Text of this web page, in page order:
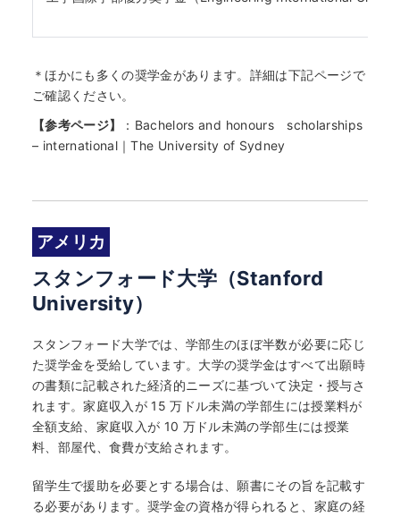
＊ほかにも多くの奨学金があります。詳細は下記ページで
ご確認ください。
【参考ページ】
： Bachelors and honours scholarships
– international｜The University of Sydney
アメリカ
スタンフォード大学（Stanford
University）
スタンフォード大学では、学部生のほぼ半数が必要に応じ
た奨学金を受給しています。大学の奨学金はすべて出願時
の書類に記載された経済的ニーズに基づいて決定・授与さ
れます。家庭収入が 15 万ドル未満の学部生には授業料が
全額支給、家庭収入が 10 万ドル未満の学部生には授業
料、部屋代、食費が支給されます。
留学生で援助を必要とする場合は、願書にその旨を記載す
る必要があります。奨学金の資格が得られると、家庭の経